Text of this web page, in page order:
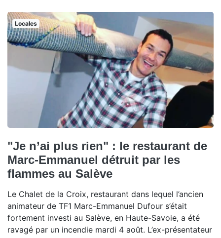
Locales
"Je n’ai plus rien" : le restaurant de
Marc-Emmanuel détruit par les
flammes au Salève
Le Chalet de la Croix, restaurant dans lequel l’ancien
animateur de TF1 Marc-Emmanuel Dufour s’était
fortement investi au Salève, en Haute-Savoie, a été
ravagé par un incendie mardi 4 août. L’ex-présentateur